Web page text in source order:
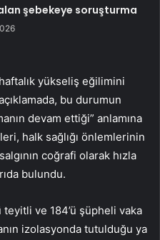
şebekeye soruşturma
yükseliş eğilimini
bu durumun
devam ettiği” anlamına
halk sağlığı önlemlerinin
coğrafi olarak hızla
bulundu.
teyitli ve 184’ü şüpheli vaka
izolasyonda tutulduğu ya